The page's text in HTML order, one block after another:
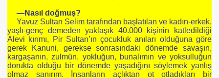
—Nasıl doğmuş?
Yavuz Sultan Selim tarafından başlatılan ve kadın-erkek,
yaşlı-genç demeden yaklaşık 40.000 kişinin katledildiği
Alevi kırımı, Pir Sultan’ın çocukluk anıları olduğuna göre
gerek Kanuni, gerekse sonrasındaki dönemde savaşın,
kargaşanın, zulmün, yokluğun, bunalımın ve yoksulluğun
dorukta olduğu bir dönemde yaşadığını söylemek yanlış
olmaz sanırım. İnsanların açlıktan ot otladıkları bir